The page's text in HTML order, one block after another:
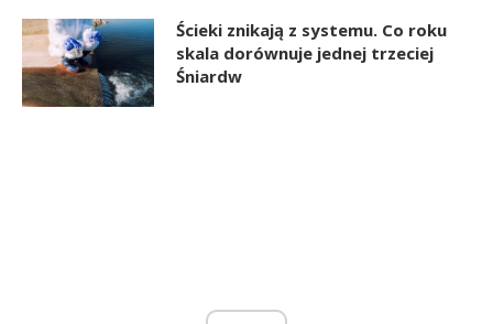
Ścieki znikają z systemu. Co roku
skala dorównuje jednej trzeciej
Śniardw